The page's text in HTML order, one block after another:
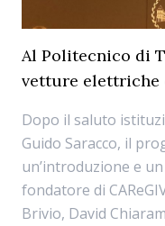
Al Politecnico di
vetture
Dopo il saluto
Guido Saracco, il
un’introduzione e
fondatore di
Brivio, David